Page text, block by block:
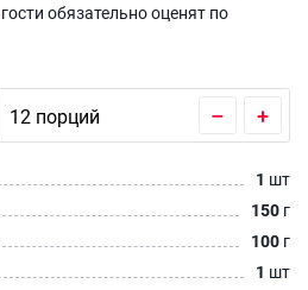
обязательно оценят по
– +
1 шт
150 г
100 г
1 шт